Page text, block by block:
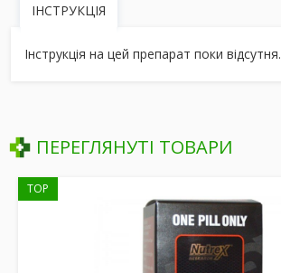
ІНСТРУКЦІЯ
Інструкція на цей препарат поки відсутня.
ПЕРЕГЛЯНУТІ ТОВАРИ
TOP